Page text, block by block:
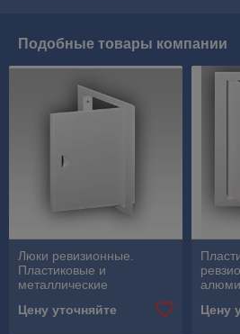
Подобные товары компании
Люки ревизионные.
Пластиковые и
металлические
белого цвета для ревизии
Цену уточняйте Цену